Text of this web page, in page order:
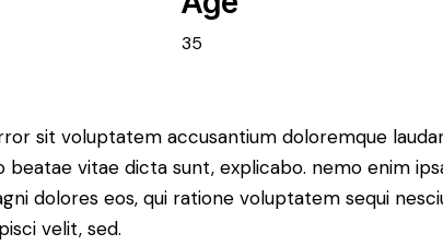
35
sit voluptatem accusantium doloremque
vitae dicta sunt, explicabo. nemo enim
dolores eos, qui ratione voluptatem sequi
velit, sed.